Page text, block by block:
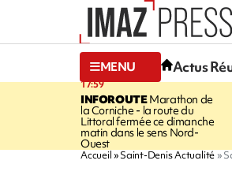
MENU Actus
17:59
INFOROUTEMarathon de
la Corniche - la route du
Littoral fermée ce dimanche
matin dans le sens Nord-
Ouest
Accueil Saint-Denis Actualité